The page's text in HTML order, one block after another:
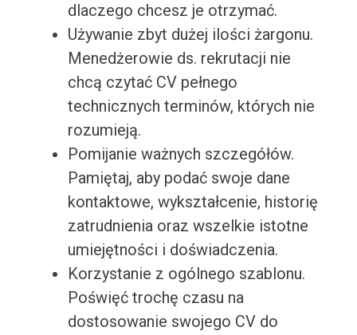
dlaczego chcesz je otrzymać.
Używanie zbyt dużej ilości żargonu.
Menedżerowie ds. rekrutacji nie
chcą czytać CV pełnego
technicznych terminów, których nie
rozumieją.
Pomijanie ważnych szczegółów.
Pamiętaj, aby podać swoje dane
kontaktowe, wykształcenie, historię
zatrudnienia oraz wszelkie istotne
umiejętności i doświadczenia.
Korzystanie z ogólnego szablonu.
Poświęć trochę czasu na
dostosowanie swojego CV do